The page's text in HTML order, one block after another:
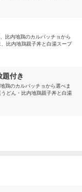
比内地鶏のカルパッチョから
比内地鶏親子丼と白湯スープ
題付き
鶏のカルパッチョから選べま
どん・比内地鶏親子丼と白湯